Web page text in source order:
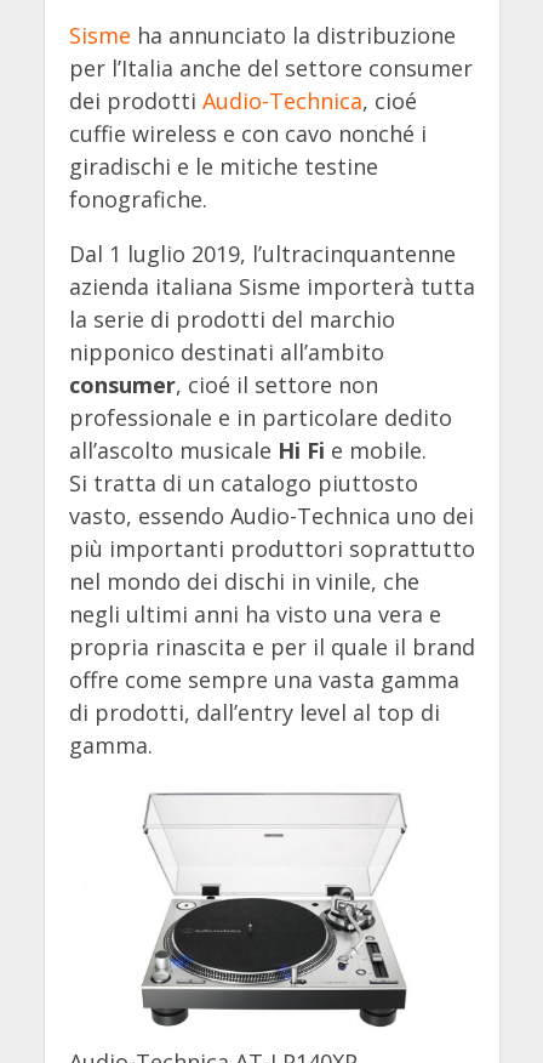
Sisme ha annunciato la distribuzione
per l’Italia anche del settore consumer
dei prodotti Audio-Technica, cioé
cuffie wireless e con cavo nonché i
giradischi e le mitiche testine
fonografiche.
Dal 1 luglio 2019, l’ultracinquantenne
azienda italiana Sisme importerà tutta
la serie di prodotti del marchio
nipponico destinati all’ambito
consumer, cioé il settore non
professionale e in particolare dedito
all’ascolto musicale Hi Fi e mobile.
Si tratta di un catalogo piuttosto
vasto, essendo Audio-Technica uno dei
più importanti produttori soprattutto
nel mondo dei dischi in vinile, che
negli ultimi anni ha visto una vera e
propria rinascita e per il quale il brand
offre come sempre una vasta gamma
di prodotti, dall’entry level al top di
gamma.